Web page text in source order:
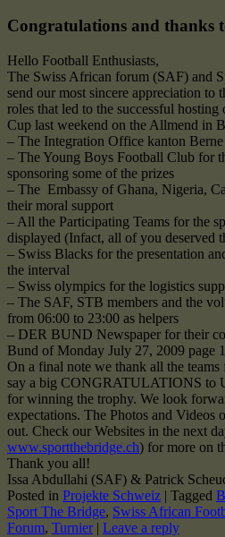
Congratulations and thanks
Hello Football Enthusiasts,
The Swiss African forum (SAF) and
send our most sincere appreciation
roles that led to the successful
Cup last weekend on the Allmend in
– The Integration Office kanton Berne
– The Young Boys Football Club for
sponsoring some of the prizes
– The Embassy of Ghana, Nigeria,
their moral support
– All the Participating Teams for the
displayed (Infact, all of you deserved
– Swiss Blacks for the presentation
the interval
– Swiss olympics for the logistics
– The SAF, STB members and the
from 06:00 to 23:00 as helpers
– DER BUND Newspaper for their
Bund of Monday July 27, 2009 page
On a final note we thank all the
say a big CONGRATULATIONS
for winning the trophy. We look
expectations. The Photos and Videos
out. Check our Websites in the next
www.sportthebridge.ch) for more on
Thank you all!
Issa Abdullahi (SAF) & Patrick
Posted in Projekte Schweiz | Tagged
Sport The Bridge, Swiss African
Forum, Turnier | Leave a reply